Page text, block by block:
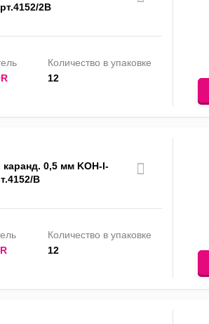
2В
Количество в упаковке
12
0,5 мм KOH-I-
B
Количество в упаковке
12